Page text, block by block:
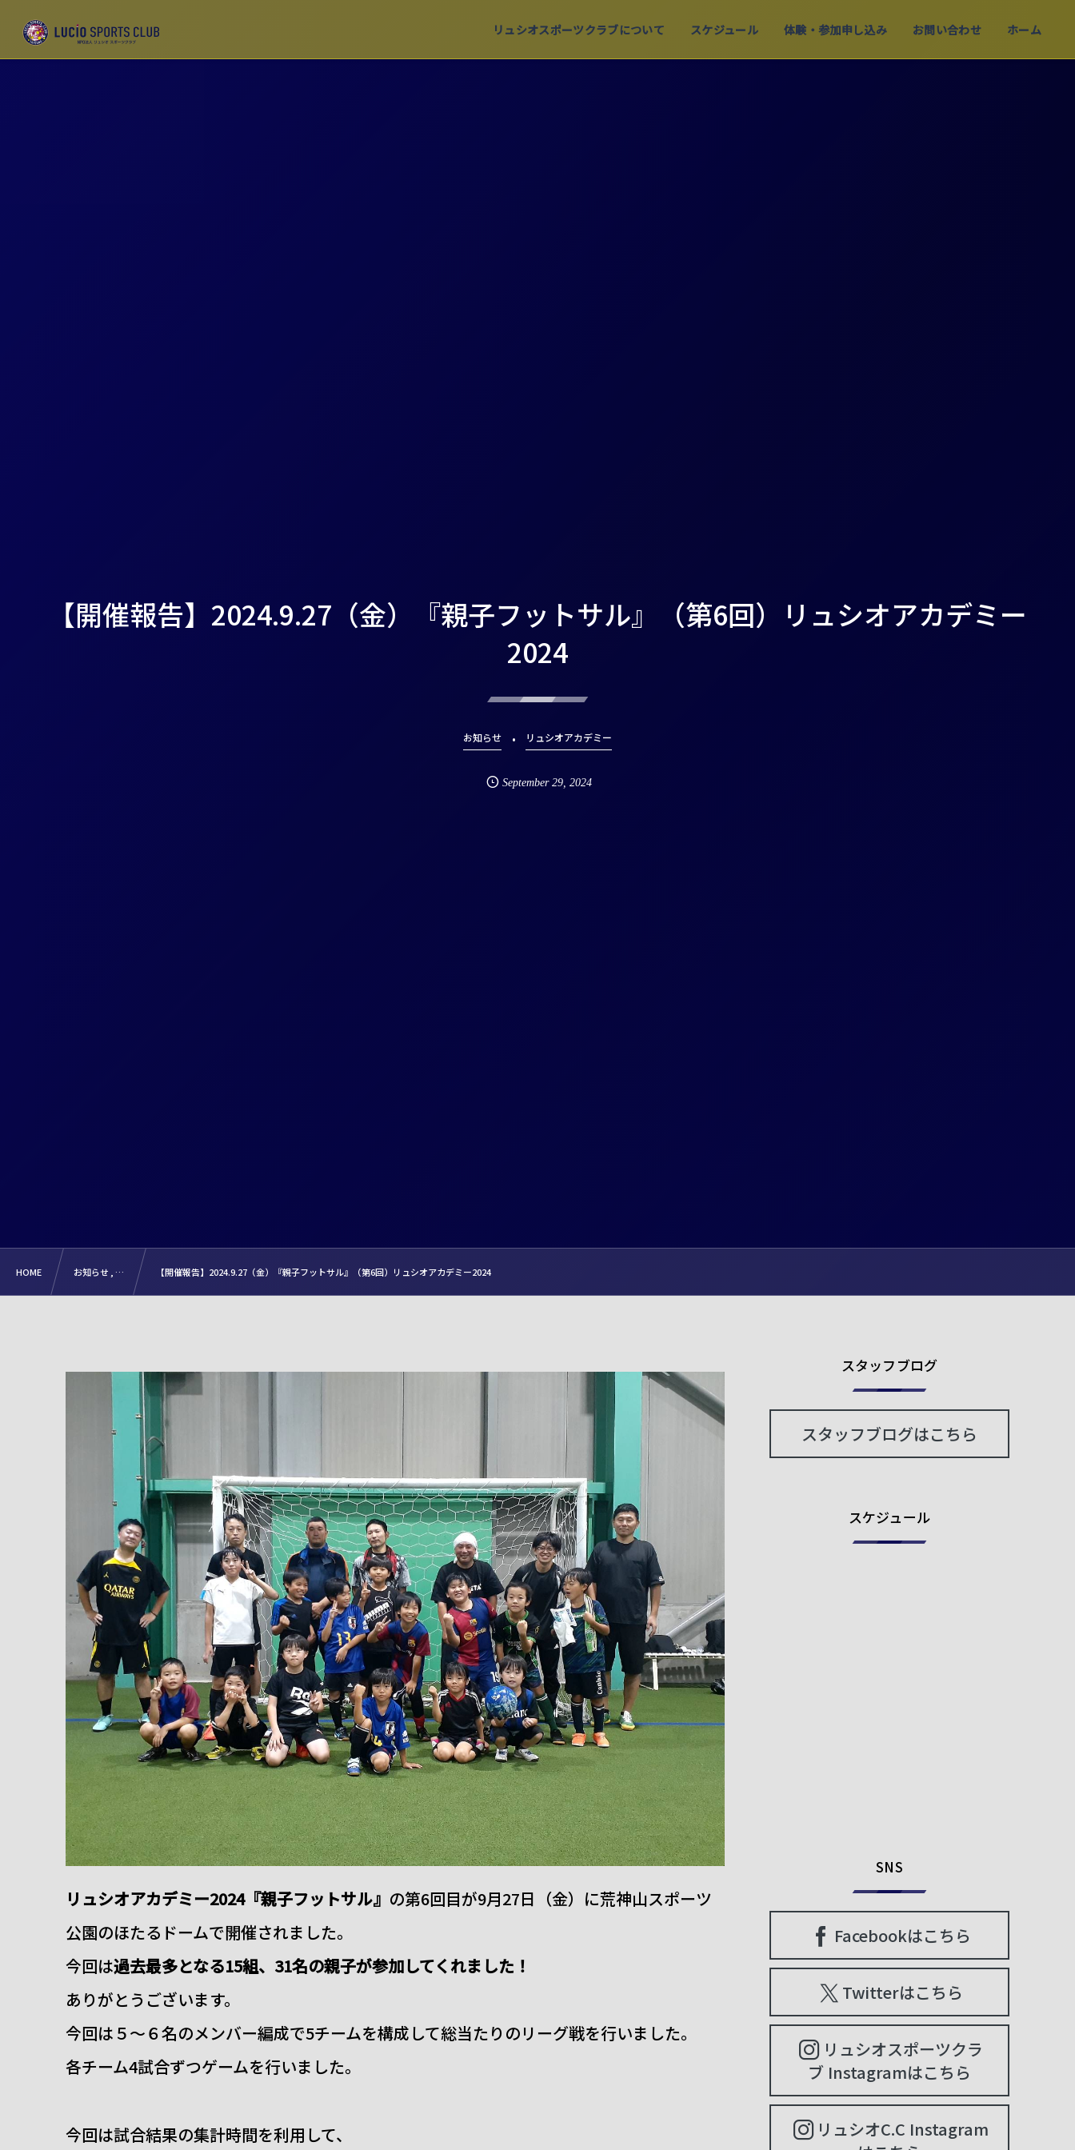
リュシオスポーツクラブについて スケジュール 体験・参加申し込み お問い合わせ ホーム
【開催報告】2024.9.27（金）『親子フットサル』（第6回）リュシオアカデミー
2024
お知らせ リュシオアカデミー
September 29, 2024
HOME お知らせ , … 【開催報告】2024.9.27（金）『親子フットサル』（第6回）リュシオアカデミー2024
リュシオアカデミー2024『親子フットサル』 の第6回目が9月27日（金）に荒神山スポーツ
公園のほたるドームで開催されました。
今回は過去最多となる15組、31名の親子が参加してくれました！
ありがとうございます。
今回は５～６名のメンバー編成で5チームを構成して総当たりのリーグ戦を行いました。
各チーム4試合ずつゲームを行いました。
今回は試合結果の集計時間を利用して、
スタッフブログ
スタッフブログはこちら
スケジュール
SNS
Facebookはこちら
Twitterはこちら
リュシオスポーツクラ
ブ Instagramはこちら
リュシオC.C Instagram